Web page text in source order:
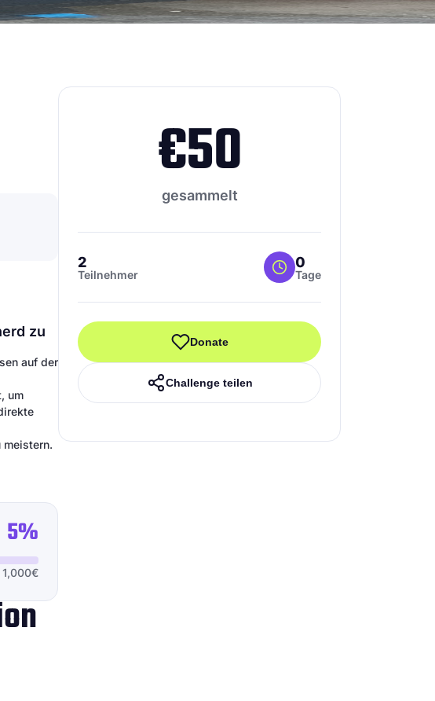
zu
auf der
um
5%
1,000€
€50
gesammelt
2
Teilnehmer
0
Tage
Donate
Challenge teilen